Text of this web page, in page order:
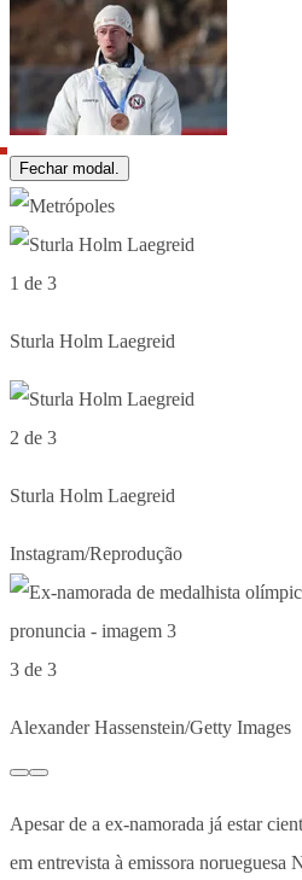
Fechar modal.
1 de 3
Sturla Holm Laegreid
2 de 3
Sturla Holm Laegreid
Instagram/Reprodução
3 de 3
Alexander Hassenstein/Getty Images
Apesar de a ex-namorada já estar
em entrevista à emissora norueguesa